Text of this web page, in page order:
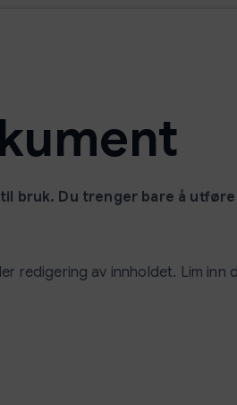
bruk. Du trenger bare å
redigering av innholdet. Lim inn